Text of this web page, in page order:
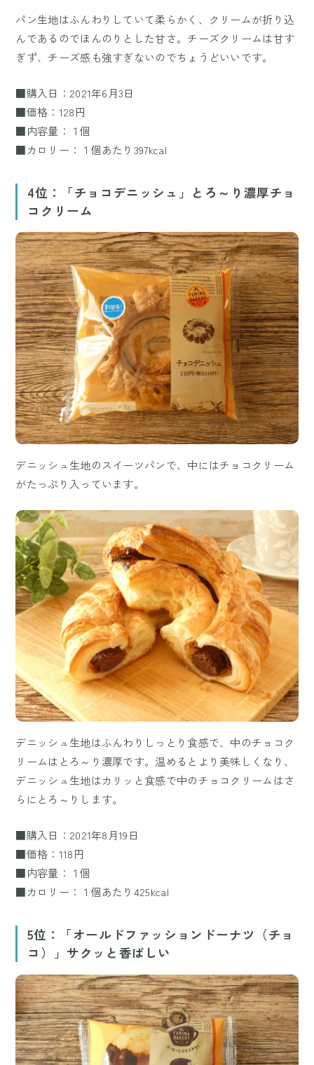
パン生地はふんわりしていて柔らかく、クリームが折り込
んであるのでほんのりとした甘さ。チーズクリームは甘す
ぎず、チーズ感も強すぎないのでちょうどいいです。
■購入日：2021年6月3日
■価格：128円
■内容量：１個
■カロリー：１個あたり397kcal
4位：「チョコデニッシュ」とろ～り濃厚チョ
コクリーム
デニッシュ生地のスイーツパンで、中にはチョコクリーム
がたっぷり入っています。
デニッシュ生地はふんわりしっとり食感で、中のチョコク
リームはとろ～り濃厚です。温めるとより美味しくなり、
デニッシュ生地はカリッと食感で中のチョコクリームはさ
らにとろ～りします。
■購入日：2021年8月19日
■価格：118円
■内容量：１個
■カロリー：１個あたり425kcal
5位：「オールドファッションドーナツ（チョ
コ）」サクッと香ばしい